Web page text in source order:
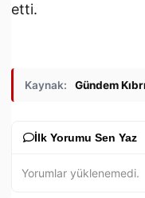
etti.
Kaynak: Gündem
İlk Yorumu Sen Yaz
Yorumlar yüklenemedi.